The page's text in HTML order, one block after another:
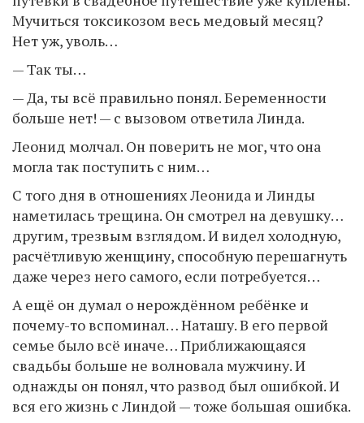
Мучиться токсикозом весь медовый месяц?
Нет уж, уволь…
— Так ты…
— Да, ты всё правильно понял. Беременности
больше нет! — с вызовом ответила Линда.
Леонид молчал. Он поверить не мог, что она
могла так поступить с ним…
С того дня в отношениях Леонида и Линды
наметилась трещина. Он смотрел на девушку…
другим, трезвым взглядом. И видел холодную,
расчётливую женщину, способную перешагнуть
даже через него самого, если потребуется…
А ещё он думал о нерождённом ребёнке и
почему-то вспоминал… Наташу. В его первой
семье было всё иначе… Приближающаяся
свадьбы больше не волновала мужчину. И
однажды он понял, что развод был ошибкой. И
вся его жизнь с Линдой — тоже большая ошибка.